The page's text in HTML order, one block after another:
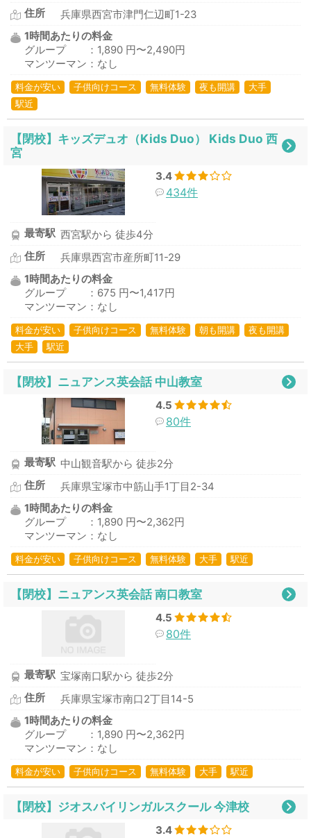
住所
兵庫県西宮市津門仁辺町1-23
1時間あたりの料金
グループ ：1,890 円〜2,490円
マンツーマン：なし
料金が安い 子供向けコース 無料体験 夜も開講
大手
駅近
【閉校】キッズデュオ（Kids Duo） Kids Duo 西
宮
3.4
434件
最寄駅 西宮駅から 徒歩4分
住所
兵庫県西宮市産所町11-29
1時間あたりの料金
グループ ：675 円〜1,417円
マンツーマン：なし
料金が安い 子供向けコース 無料体験 朝も開講
夜も開講
大手
駅近
【閉校】ニュアンス英会話 中山教室
4.5
80件
最寄駅 中山観音駅から 徒歩2分
住所
兵庫県宝塚市中筋山手1丁目2-34
1時間あたりの料金
グループ ：1,890 円〜2,362円
マンツーマン：なし
料金が安い 子供向けコース 無料体験 大手 駅近
【閉校】ニュアンス英会話 南口教室
4.5
80件
最寄駅 宝塚南口駅から 徒歩2分
住所
兵庫県宝塚市南口2丁目14-5
1時間あたりの料金
グループ ：1,890 円〜2,362円
マンツーマン：なし
料金が安い 子供向けコース 無料体験 大手 駅近
【閉校】ジオスバイリンガルスクール 今津校
3.4